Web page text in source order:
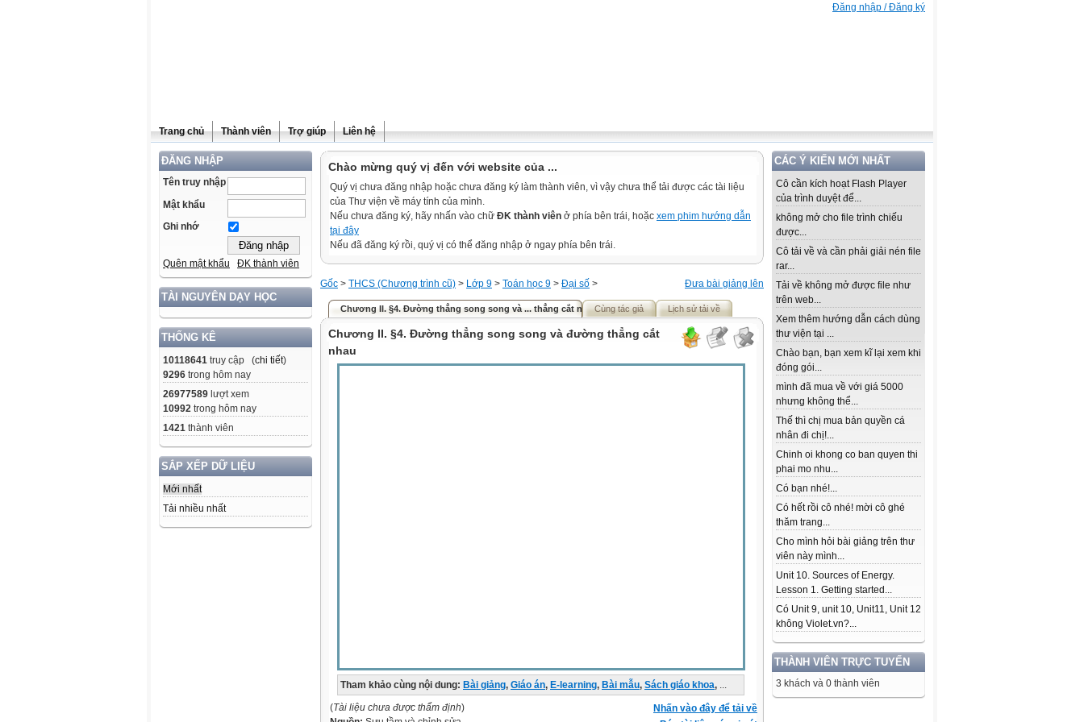
Đăng nhập / Đăng ký
Trang chủ Thành viên Trợ giúp Liên hệ
ĐĂNG NHẬP
Tên truy nhập
Mật khẩu
Ghi nhớ
Quên mật khẩu ĐK thành viên
TÀI NGUYÊN DẠY HỌC
THỐNG KÊ
10118641 truy cập (chi tiết)
9296 trong hôm nay
26977589 lượt xem
10992 trong hôm nay
1421 thành viên
SẮP XẾP DỮ LIỆU
Mới nhất
Tải nhiều nhất
CÁC Ý KIẾN MỚI NHẤT
Cô cần kích hoạt Flash Player
của trình duyệt để...
không mở cho file trình chiếu
được...
Cô tải về và cần phải giải nén file
rar...
Tải về không mở được file như
trên web...
Xem thêm hướng dẫn cách dùng
thư viện tại ...
Chào bạn, bạn xem kĩ lại xem khi
đóng gói...
mình đã mua về với giá 5000
nhưng không thể...
Thế thì chị mua bản quyền cá
nhân đi chị!...
Chinh oi khong co ban quyen thi
phai mo nhu...
Có bạn nhé!...
Có hết rồi cô nhé! mời cô ghé
thăm trang...
Cho mình hỏi bài giảng trên thư
viên này mình...
Unit 10. Sources of Energy.
Lesson 1. Getting started...
Có Unit 9, unit 10, Unit11, Unit 12
không Violet.vn?...
THÀNH VIÊN TRỰC TUYẾN
3 khách và 0 thành viên
Chào mừng quý vị đến với website của ...
Quý vị chưa đăng nhập hoặc chưa đăng ký làm thành viên, vì vậy chưa thể tải được các tài liệu
của Thư viện về máy tính của mình.
Nếu chưa đăng ký, hãy nhấn vào chữ ĐK thành viên ở phía bên trái, hoặc xem phim hướng dẫn
tại đây
Nếu đã đăng ký rồi, quý vị có thể đăng nhập ở ngay phía bên trái.
Đưa bài giảng lên
Gốc > THCS (Chương trình cũ) > Lớp 9 > Toán học 9 > Đại số >
Chương II. §4. Đường thẳng song song và ... thẳng cắt nhauCùng tác giả Lịch sử tải về
Chương II. §4. Đường thẳng song song và đường thẳng cắt
nhau
Tham khảo cùng nội dung: Bài giảng, Giáo án, E-learning, Bài mẫu, Sách giáo khoa, ...
Nhấn vào đây để tải về
(Tài liệu chưa được thẩm định)